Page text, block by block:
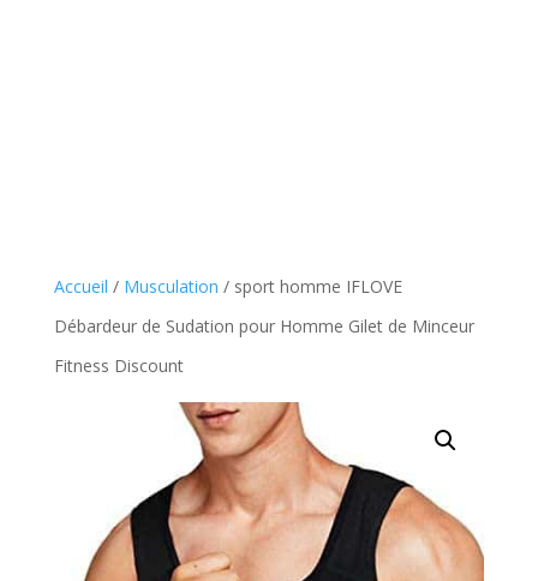
Accueil / Musculation / sport homme IFLOVE
Débardeur de Sudation pour Homme Gilet de Minceur
Fitness Discount